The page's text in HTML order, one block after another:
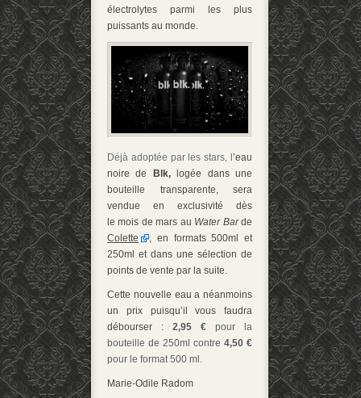
électrolytes parmi les plus
puissants au monde.
Déjà adoptée par les stars, l ’eau
noire de
Blk,
logée dans une
bouteille transparente, sera
vendue en exclusivité dès
le mois de mars au Water Barde
Colette
, en formats 500ml et
250ml et dans une sélection de
points de vente par la suite.
Cette nouvelle eau a néanmoins
un prix puisqu’il vous faudra
débourser : 2,95 € pour la
bouteille de 250ml contre 4,50 €
pour le format 500 ml.
Marie-Odile Radom